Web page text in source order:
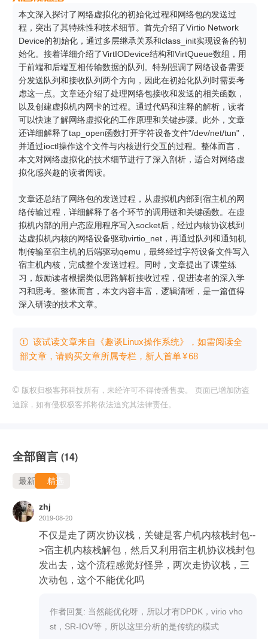
本文深入探讨了网络虚拟化的初始化过程和网络包的发送过
程，突出了其特殊性和技术细节。首先介绍了Virtio Network
Device的初始化，通过多层继承关系和class_init实现设备的初
始化。接着详细介绍了VirtIODevice结构和VirtQueue数组，用
于前端和后端互相传输数据的队列。特别强调了网络设备需要
分发送队列和接收队列两个方向，因此在初始化队列时需要考
虑这一点。文章还介绍了处理网络包接收和发送的相关函数，
以及创建虚拟机内网卡的过程。通过代码和注释的解析，读者
可以快速了解网络虚拟化的工作原理和关键步骤。此外，文章
还详细解释了tap_open函数打开字符设备文件"/dev/net/tun"，
并通过ioctl操作这个文件与内核进行交互的过程。整体而言，
本文对网络虚拟化的技术细节进行了深入剖析，适合对网络虚
拟化感兴趣的读者阅读。
文章还总结了网络包的发送过程，从虚拟机内部到宿主机的网
络传输过程，详细解释了各个环节的调用链和关键函数。在虚
拟机内部的用户态应用程序写入socket后，经过内核协议栈到
达虚拟机内核的网络设备驱动virtio_net，再通过队列和通知机
制传输至宿主机的后端驱动qemu，最终经过字符设备文件写入
宿主机内核，完成整个发送过程。同时，文章提出了课堂练
习，鼓励读者根据类似思路解析接收过程，促进读者的深入学
习和思考。整体而言，本文内容丰富，逻辑清晰，是一篇值得
深入研读的技术文章。
 该试读文章来自《趣谈Linux操作系统》，如需阅读全
部文章，请购买文章所属专栏 ，新⼈⾸单¥68
© 版权归极客邦科技所有，未经许可不得传播售卖。 页面已增加防盗
追踪，如有侵权极客邦将依法追究其法律责任。
全部留言 (14)
最新 精选
zhj
2019-08-20
不仅是走了两次协议栈，关键是客户机内核栈封包--
>宿主机内核栈解包，然后又利用宿主机协议栈封包
发出去，这个流程感觉好怪异，两次走协议栈，三
次动包，这个不能优化吗
作者回复: 当然能优化呀，所以才有DPDK，virio vho
st，SR-IOV等，所以这里分析的是传统的模式